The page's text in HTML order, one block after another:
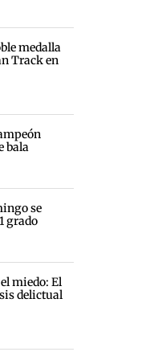
medalla
Track en
bala
se
grado
miedo: El
delictual